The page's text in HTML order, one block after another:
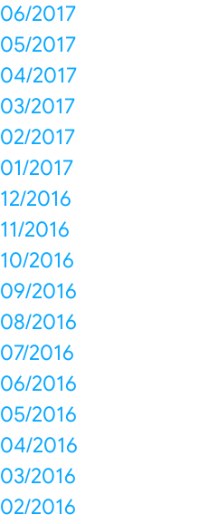
06/2017
05/2017
04/2017
03/2017
02/2017
01/2017
12/2016
11/2016
10/2016
09/2016
08/2016
07/2016
06/2016
05/2016
04/2016
03/2016
02/2016